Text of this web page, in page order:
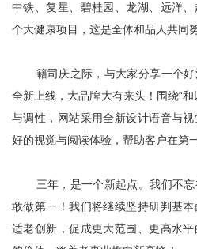
中铁、复星、碧桂园、龙湖、远洋
个大健康项目，这是全体和品人共同
籍司庆之际，与大家分享一个好
全新上线，大品牌大有来头！围绕“
与调性，网站采用全新设计语音与
好的视觉与阅读体验，帮助客户在第
三年，是一个新起点。我们不忘
敢做第一！我们将继续坚持研判基
适老创新，促成更大范围、更高水